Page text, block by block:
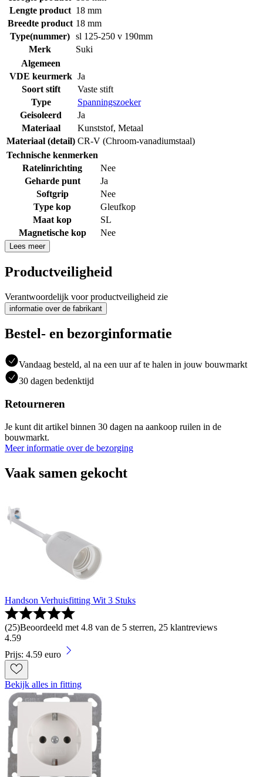
Lengte product 18 mm
Breedte product 18 mm
Type(nummer) sl 125-250 v 190mm
Merk
Suki
Algemeen
VDE keurmerk Ja
Soort stift
Vaste stift
Type
Spanningszoeker
Geisoleerd
Ja
Materiaal
Kunststof, Metaal
Materiaal (detail) CR-V (Chroom-vanadiumstaal)
Technische kenmerken
Ratelinrichting
Nee
Geharde punt
Ja
Softgrip
Nee
Type kop
Gleufkop
Maat kop
SL
Magnetische kop
Nee
Lees meer
Productveiligheid
Verantwoordelijk voor productveiligheid zie
informatie over de fabrikant
Bestel- en bezorginformatie
Vandaag besteld, al na een uur af te halen in jouw bouwmarkt
30 dagen bedenktijd
Retourneren
Je kunt dit artikel binnen 30 dagen na aankoop ruilen in de
bouwmarkt.
Meer informatie over de bezorging
Vaak samen gekocht
Handson Verhuisfitting Wit 3 Stuks
(25)Beoordeeld met 4.8 van de 5 sterren, 25 klantreviews
4.59
Prijs: 4.59 euro
Bekijk alles in fitting